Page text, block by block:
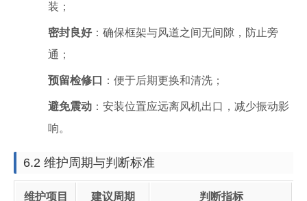
装；
密封良好：确保框架与风道之间无间隙，防止旁
通；
预留检修口 ：便于后期更换和清洗；
避免震动 ：安装位置应远离风机出口，减少振动影
响。
6.2 维护周期与判断标准
维护项目 建议周期 判断指标